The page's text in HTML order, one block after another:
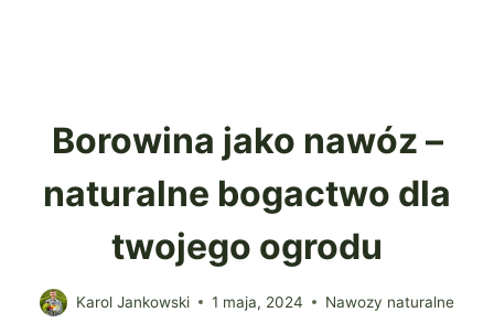
Borowina jako nawóz –
naturalne bogactwo dla
twojego ogrodu
Karol Jankowski 1 maja, 2024 Nawozy naturalne